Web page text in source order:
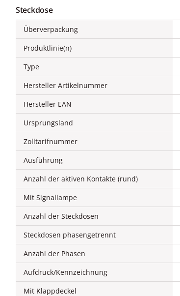
Steckdose
Überverpackung
Produktlinie(n)
Type
Hersteller Artikelnummer
Hersteller EAN
Ursprungsland
Zolltarifnummer
Ausführung
Anzahl der aktiven Kontakte (rund)
Mit Signallampe
Anzahl der Steckdosen
Steckdosen phasengetrennt
Anzahl der Phasen
Aufdruck/Kennzeichnung
Mit Klappdeckel